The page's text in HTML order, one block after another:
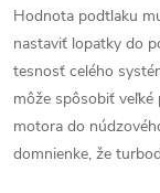
Hodnota podtlaku
nastaviť lopatky do
tesnosť celého
môže spôsobiť veľké
motora do
domnienke, že